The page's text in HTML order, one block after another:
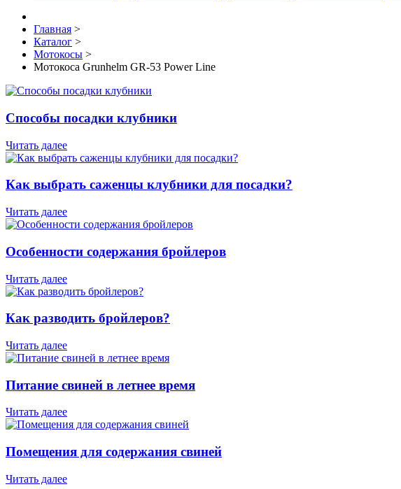
Главная >
Каталог >
Мотокосы >
Мотокоса Grunhelm GR-53 Power Line
Способы посадки клубники
Читать далее
Как выбрать саженцы клубники для посадки?
Читать далее
Особенности содержания бройлеров
Читать далее
Как разводить бройлеров?
Читать далее
Питание свиней в летнее время
Читать далее
Помещения для содержания свиней
Читать далее